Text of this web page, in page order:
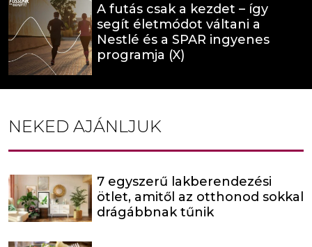
A futás csak a kezdet – így
segít életmódot váltani a
Nestlé és a SPAR ingyenes
programja (X)
NEKED AJÁNLJUK
7 egyszerű lakberendezési
ötlet, amitől az otthonod sokkal
drágábbnak tűnik